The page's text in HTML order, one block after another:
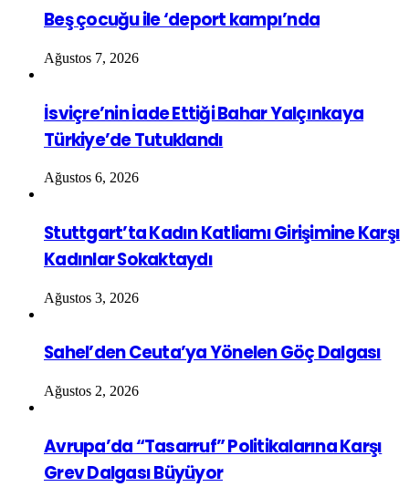
Beş çocuğu ile ‘deport kampı’nda
Ağustos 7, 2026
İsviçre’nin İade Ettiği Bahar Yalçınkaya
Türkiye’de Tutuklandı
Ağustos 6, 2026
Stuttgart’ta Kadın Katliamı Girişimine Karşı
Kadınlar Sokaktaydı
Ağustos 3, 2026
Sahel’den Ceuta’ya Yönelen Göç Dalgası
Ağustos 2, 2026
Avrupa’da “Tasarruf” Politikalarına Karşı
Grev Dalgası Büyüyor